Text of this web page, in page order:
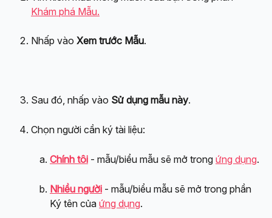
Khám phá Mẫu.
Nhấp vào Xem trước Mẫu.
Sau đó, nhấp vào Sử dụng mẫu này.
Chọn người cần ký tài liệu:
Chính tôi - mẫu/biểu mẫu sẽ mở trong ứng dụng.
Nhiều người - mẫu/biểu mẫu sẽ mở trong phần
Ký tên của ứng dụng.